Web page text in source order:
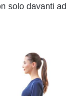
solo davanti ad